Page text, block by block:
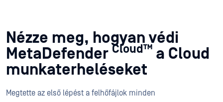
Nézze meg, hogyan védi
MetaDefender Cloud™ a Cloud
munkaterheléseket
Megtette az első lépést a felhőfájlok minden